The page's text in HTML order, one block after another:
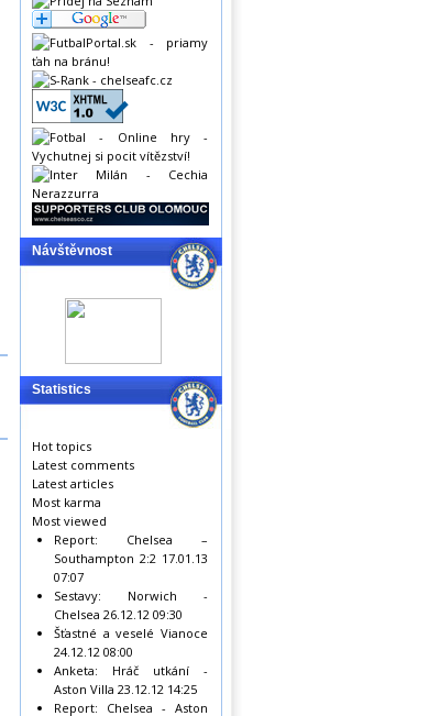
Návštěvnost
Statistics
Hot topics
Latest comments
Latest articles
Most karma
Most viewed
Report: Chelsea –
Southampton 2:2 17.01.13
07:07
Sestavy: Norwich -
Chelsea 26.12.12 09:30
Šťastné a veselé Vianoce
24.12.12 08:00
Anketa: Hráč utkání -
Aston Villa 23.12.12 14:25
Report: Chelsea - Aston